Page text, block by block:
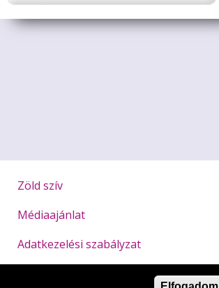
Zöld szív
Médiaajánlat
Adatkezelési szabályzat